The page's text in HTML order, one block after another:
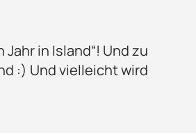
in Island“! Und zu
:) Und vielleicht wird